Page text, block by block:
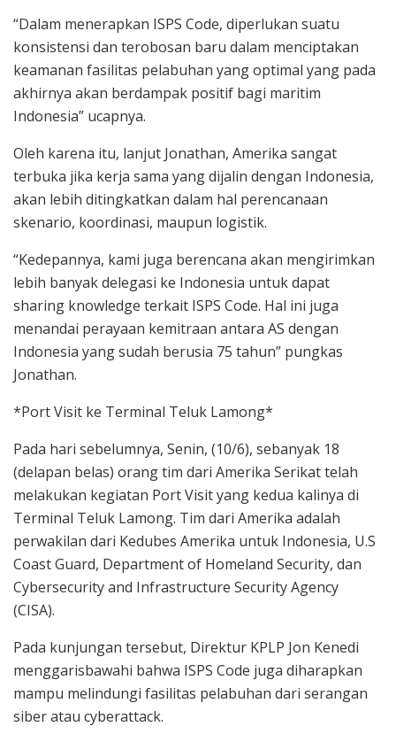
“Dalam menerapkan ISPS Code, diperlukan suatu
konsistensi dan terobosan baru dalam menciptakan
keamanan fasilitas pelabuhan yang optimal yang pada
akhirnya akan berdampak positif bagi maritim
Indonesia” ucapnya.
Oleh karena itu, lanjut Jonathan, Amerika sangat
terbuka jika kerja sama yang dijalin dengan Indonesia,
akan lebih ditingkatkan dalam hal perencanaan
skenario, koordinasi, maupun logistik.
“Kedepannya, kami juga berencana akan mengirimkan
lebih banyak delegasi ke Indonesia untuk dapat
sharing knowledge terkait ISPS Code. Hal ini juga
menandai perayaan kemitraan antara AS dengan
Indonesia yang sudah berusia 75 tahun” pungkas
Jonathan.
*Port Visit ke Terminal Teluk Lamong*
Pada hari sebelumnya, Senin, (10/6), sebanyak 18
(delapan belas) orang tim dari Amerika Serikat telah
melakukan kegiatan Port Visit yang kedua kalinya di
Terminal Teluk Lamong. Tim dari Amerika adalah
perwakilan dari Kedubes Amerika untuk Indonesia, U.S
Coast Guard, Department of Homeland Security, dan
Cybersecurity and Infrastructure Security Agency
(CISA).
Pada kunjungan tersebut, Direktur KPLP Jon Kenedi
menggarisbawahi bahwa ISPS Code juga diharapkan
mampu melindungi fasilitas pelabuhan dari serangan
siber atau cyberattack.